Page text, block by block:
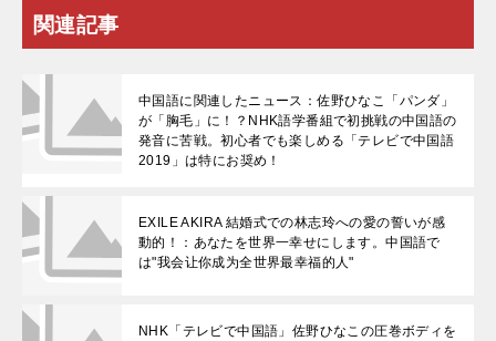
関連記事
中国語に関連したニュース：佐野ひなこ「パンダ」
が「胸毛」に！？NHK語学番組で初挑戦の中国語の
発音に苦戦。初心者でも楽しめる「テレビで中国語
2019」は特にお奨め！
EXILE AKIRA 結婚式での林志玲への愛の誓いが感
動的！：あなたを世界一幸せにします。中国語で
は"我会让你成为全世界最幸福的人"
NHK「テレビで中国語」佐野ひなこの圧巻ボディを